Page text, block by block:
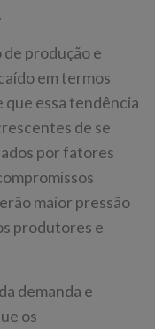
de produção e
em termos
que essa tendência
de se
por fatores
maior pressão
produtores e
demanda e
os